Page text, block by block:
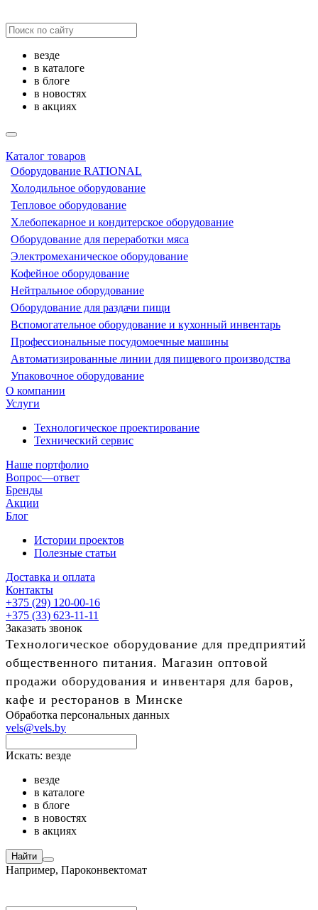
везде
в каталоге
в блоге
в новостях
в акциях
Каталог товаров
Оборудование RATIONAL
Холодильное оборудование
Тепловое оборудование
Хлебопекарное и кондитерское оборудование
Оборудование для переработки мяса
Электромеханическое оборудование
Кофейное оборудование
Нейтральное оборудование
Оборудование для раздачи пищи
Вспомогательное оборудование и кухонный инвентарь
Профессиональные посудомоечные машины
Автоматизированные линии для пищевого производства
Упаковочное оборудование
О компании
Услуги
Технологическое проектирование
Технический сервис
Наше портфолио
Вопрос—ответ
Бренды
Акции
Блог
Истории проектов
Полезные статьи
Доставка и оплата
Контакты
+375 (29) 120-00-16
+375 (33) 623-11-11
Заказать звонок
Технологическое оборудование для предприятий
общественного питания. Магазин оптовой
продажи оборудования и инвентаря для баров,
кафе и ресторанов в Минске
Обработка персональных данных
vels@vels.by
Искать: везде
везде
в каталоге
в блоге
в новостях
в акциях
Найти
Например, Пароконвектомат